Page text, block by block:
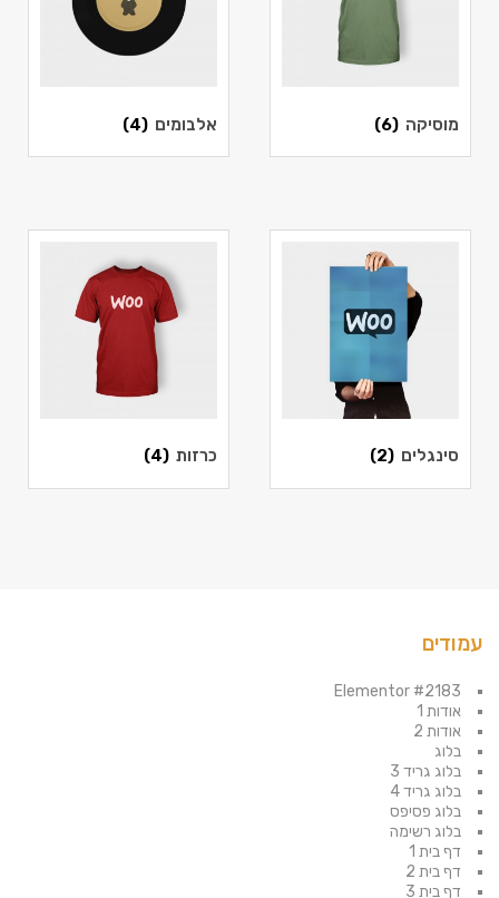
מוסיקה (6) אלבומים (4)
סינגלים (2) כרזות (4)
עמודים
Elementor #2183
אודות 1
אודות 2
בלוג
בלוג גריד 3
בלוג גריד 4
בלוג פסיפס
בלוג רשימה
דף בית 1
דף בית 2
דף בית 3